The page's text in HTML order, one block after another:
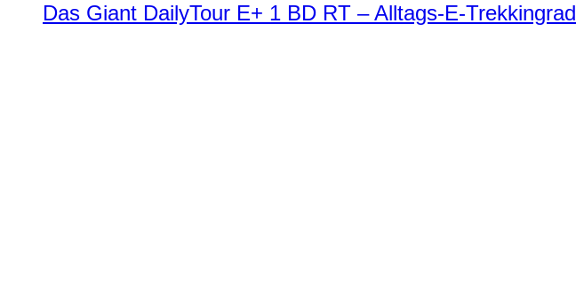
Das Giant DailyTour E+ 1 BD RT – Alltags-E-Trekkingrad